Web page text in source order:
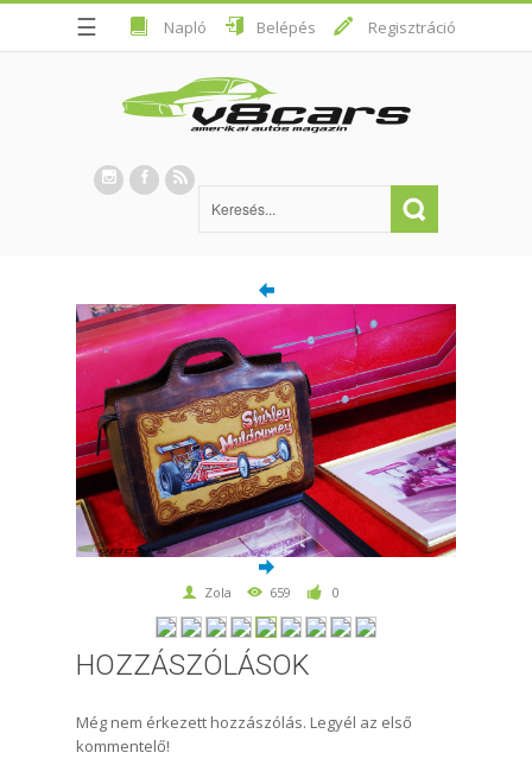
☰ Napló Belépés Regisztráció
Zola 659 0
HOZZÁSZÓLÁSOK
Még nem érkezett hozzászólás. Legyél az első
kommentelő!